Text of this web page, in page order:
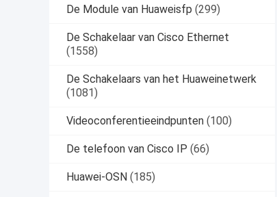
De Module van Huaweisfp (299)
De Schakelaar van Cisco Ethernet
(1558)
De Schakelaars van het Huaweinetwerk
(1081)
Videoconferentieeindpunten (100)
De telefoon van Cisco IP (66)
Huawei-OSN (185)